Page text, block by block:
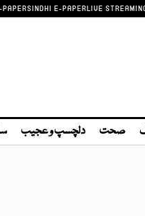
SINDHI E-PAPERLIVE
صحت دلچسپ و عجیب